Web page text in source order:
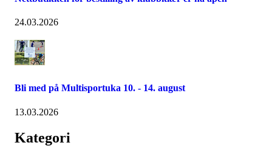
24.03.2026
Bli med på Multisportuka 10. - 14. august
13.03.2026
Kategori